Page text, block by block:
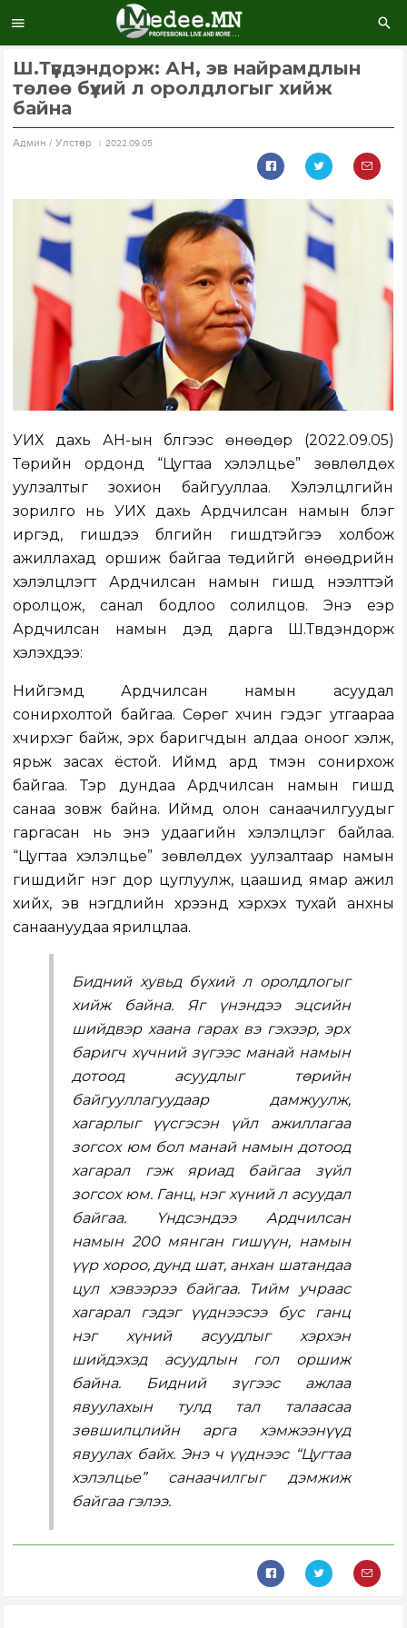
Ш.Түвдэндорж: АН, эв найрамдлын
төлөө бүхий л оролдлогыг хийж
байна
Aдмин / Улстөр 2022.09.05
УИХ дахь АН-ын бүлгээс өнөөдөр (2022.09.05)
Төрийн ордонд “Цугтаа хэлэлцье” зөвлөлдөх
уулзалтыг зохион байгууллаа. Хэлэлцүүлгийн
зорилго нь УИХ дахь Ардчилсан намын бүлэг
иргэд, гишүүдээ бүлгийн гишүүдтэйгээ холбож
ажиллахад оршиж байгаа төдийгүй өнөөдрийн
хэлэлцүүлэгт Ардчилсан намын гишүүд нээлттэй
оролцож, санал бодлоо солилцов. Энэ үеэр
Ардчилсан намын дэд дарга Ш.Түвдэндорж
хэлэхдээ:
Нийгэмд Ардчилсан намын асуудал
сонирхолтой байгаа. Сөрөг хүчин гэдэг утгаараа
хүчирхэг байж, эрх баригчдын алдаа оноог хэлж,
ярьж засах ёстой. Иймд ард түмэн сонирхож
байгаа. Тэр дундаа Ардчилсан намын гишүүд
санаа зовж байна. Иймд олон санаачилгуудыг
гаргасан нь энэ удаагийн хэлэлцүүлэг байлаа.
“Цугтаа хэлэлцье” зөвлөлдөх уулзалтаар намын
гишүүдийг нэг дор цуглуулж, цаашид ямар ажил
хийх, эв нэгдлийн хүрээнд хэрхэх тухай анхны
санаануудаа ярилцлаа.
Бидний хувьд бүхий л оролдлогыг
хийж байна. Яг үнэндээ эцсийн
шийдвэр хаана гарах вэ гэхээр, эрх
баригч хүчний зүгээс манай намын
дотоод асуудлыг төрийн
байгууллагуудаар дамжуулж,
хагарлыг үүсгэсэн үйл ажиллагаа
зогсох юм бол манай намын дотоод
хагарал гэж яриад байгаа зүйл
зогсох юм. Ганц, нэг хүний л асуудал
байгаа. Үндсэндээ Ардчилсан
намын 200 мянган гишүүн, намын
үүр хороо, дунд шат, анхан шатандаа
цул хэвээрээ байгаа. Тийм учраас
хагарал гэдэг үүднээсээ бус ганц
нэг хүний асуудлыг хэрхэн
шийдэхэд асуудлын гол оршиж
байна. Бидний зүгээс ажлаа
явуулахын тулд тал талаасаа
зөвшилцлийн арга хэмжээнүүд
явуулах байх. Энэ ч үүднээс “Цугтаа
хэлэлцье” санаачилгыг дэмжиж
байгаа гэлээ.